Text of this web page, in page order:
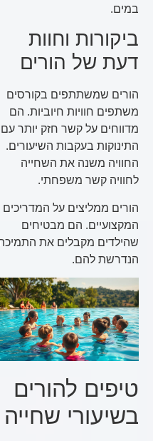
במים.
ביקורות וחוות
דעת של הורים
הורים שמשתתפים בקורסים
משתפים חוויות חיוביות. הם
מדווחים על קשר חזק יותר עם
התינוקות בעקבות השיעורים.
החוויה משנה את השחייה
לחוויה קשר משפחתי.
הורים ממליצים על המדריכים
המקצועיים. הם מבטיחים
שהילדים מקבלים את התמיכה
הנדרשת להם.
טיפים להורים
בשיעורי שחייה